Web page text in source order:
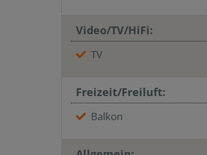
Video/TV/HiFi:
TV
Freizeit/Freiluft:
Balkon